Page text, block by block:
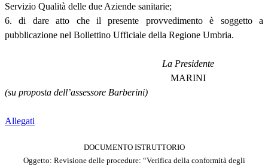
Servizio Qualità delle due Aziende sanitarie;
6. di dare atto che il presente provvedimento è soggetto a
pubblicazione nel Bollettino Ufficiale della Regione Umbria.
La Presidente
MARINI
(su proposta dell’assessore Barberini)
Allegati
DOCUMENTO ISTRUTTORIO
Oggetto: Revisione delle procedure: “Verifica della conformità degli